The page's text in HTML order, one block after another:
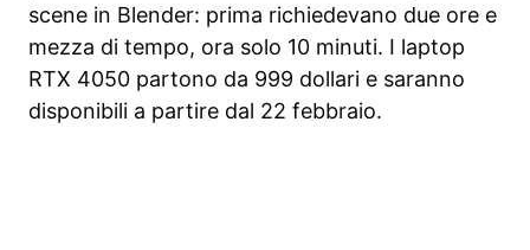
scene in Blender: prima richiedevano due ore e
mezza di tempo, ora solo 10 minuti. I laptop
RTX 4050 partono da 999 dollari e saranno
disponibili a partire dal 22 febbraio.